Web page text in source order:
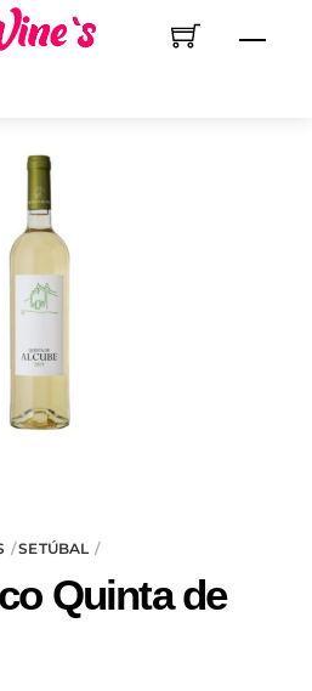
Menu
SETÚBAL
Quinta de